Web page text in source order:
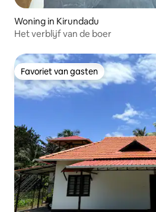
Woning in Kirundadu
Het verblijf van de boer
Favoriet van gasten
Favoriet van gasten